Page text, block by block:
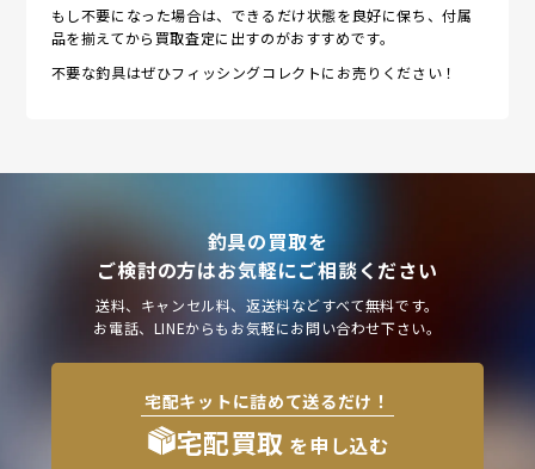
もし不要になった場合は、できるだけ状態を良好に保ち、付属
品を揃えてから買取査定に出すのがおすすめです。
不要な釣具はぜひフィッシングコレクトにお売りください！
釣具の買取を
ご検討の方はお気軽にご相談ください
送料、キャンセル料、返送料などすべて無料です。
お電話、LINEからもお気軽にお問い合わせ下さい。
宅配キットに詰めて送るだけ！
宅配買取 を申し込む